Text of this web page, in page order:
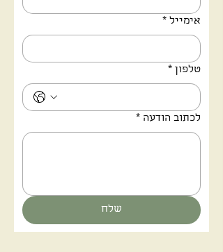
אימייל *
טלפון *
לכתוב הודעה *
שלח